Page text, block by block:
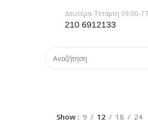
Δευτέρα-Τετάρτη 09.00-
210 6912133
Show 9 12 18 24